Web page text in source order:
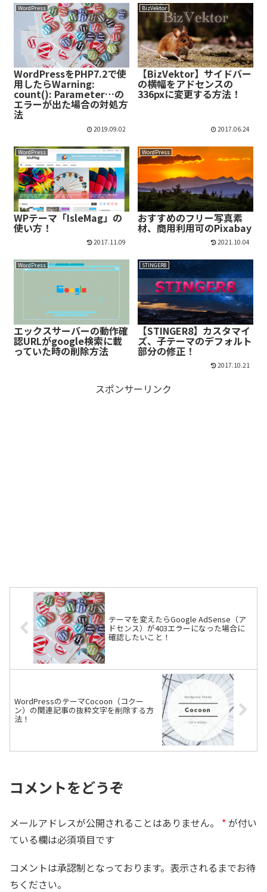
WordPress
WordPressをPHP7.2で使
用したらWarning:
count(): Parameter…の
エラーが出た場合の対処方
法
2019.09.02
BizVektor
【BizVektor】サイドバー
の横幅をアドセンスの
336pxに変更する方法！
2017.06.24
WordPress
WPテーマ「IsleMag」の
使い方！
2017.11.09
WordPress
おすすめのフリー写真素
材、商用利用可のPixabay
2021.10.04
WordPress
エックスサーバーの動作確
認URLがgoogle検索に載
っていた時の削除方法
STINGER8
【STINGER8】カスタマイ
ズ、子テーマのデフォルト
部分の修正！
2017.10.21
スポンサーリンク
テーマを変えたらGoogle AdSense（ア
ドセンス）が403エラーになった場合に
確認したいこと！
WordPressのテーマCocoon（コクー
ン）の関連記事の抜粋文字を削除する方
法！
コメントをどうぞ
メールアドレスが公開されることはありません。 *が付い
ている欄は必須項目です
コメントは承認制となっております。表示されるまでお待
ちください。